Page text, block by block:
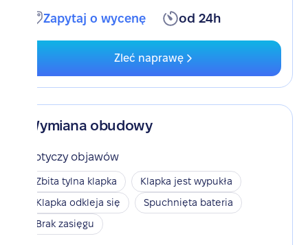
Zapytaj o wycenę od 24h
Zleć naprawę
Wymiana obudowy
Dotyczy objawów
Zbita tylna klapka
Klapka jest wypukła
Klapka odkleja się
Spuchnięta bateria
Brak zasięgu